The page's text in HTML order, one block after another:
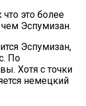
это более
Эспумизан.
Эспумизан,
По
Хотя с точки
немецкий